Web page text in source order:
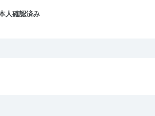
人確認済み